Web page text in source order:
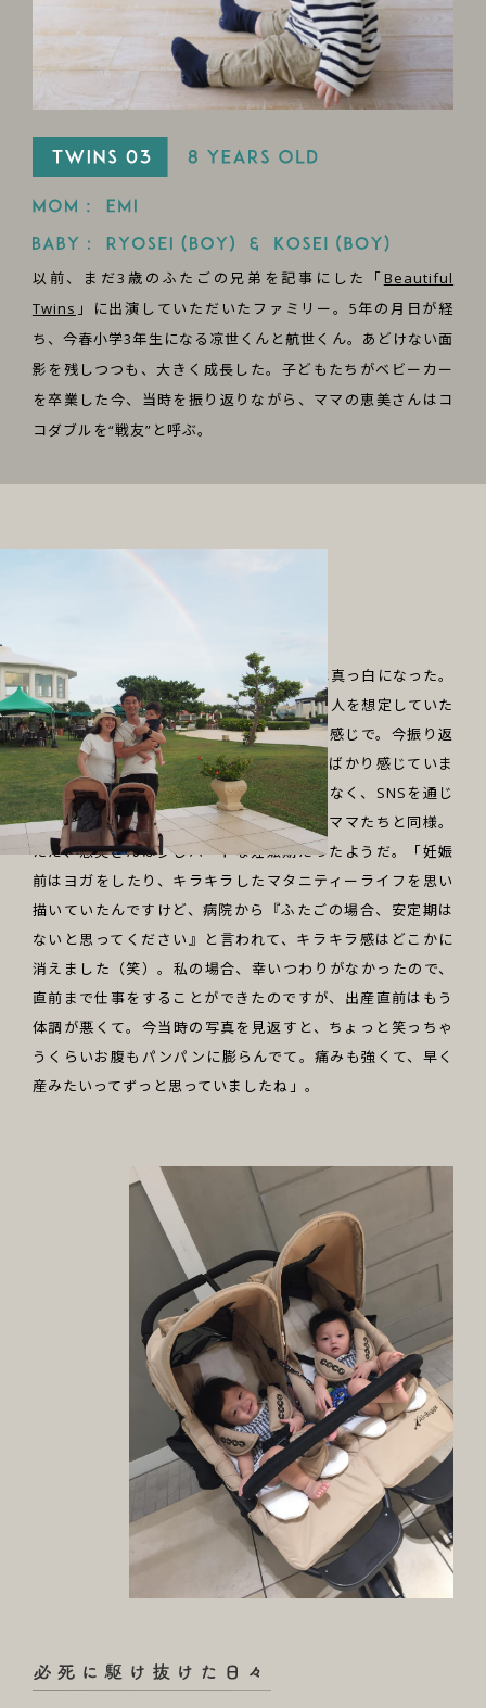
以前、まだ3歳のふたごの兄弟を記事にした「Beautiful
Twins 」に出演していただいたファミリー。5年の月日が経
ち、今春小学3年生になる凉世くんと航世くん。あどけない面
影を残しつつも、大きく成長した。子どもたちがベビーカー
を卒業した今、当時を振り返りながら、ママの恵美さんはコ
コダブルを“戦友”と呼ぶ。
2人の妊娠がわかったとき、恵美さんの頭は真っ白になった。
「子どもが欲しいと思っていたのですが、1人を想定していた
ので、『え、ふたご？大丈夫かな』という感じで。今振り返
ればワクワクする余裕もなく、夫婦で不安ばかり感じていま
した」。妊娠当時、多胎児向けの本は多くなく、SNSを通じ
て情報収集することが多かったのはほかのママたちと同様。
ただ、恵美さんは少しハードな妊娠期だったようだ。「妊娠
前はヨガをしたり、キラキラしたマタニティーライフを思い
描いていたんですけど、病院から『ふたごの場合、安定期は
ないと思ってください』と言われて、キラキラ感はどこかに
消えました（笑）。私の場合、幸いつわりがなかったので、
直前まで仕事をすることができたのですが、出産直前はもう
体調が悪くて。今当時の写真を見返すと、ちょっと笑っちゃ
うくらいお腹もパンパンに膨らんでて。痛みも強くて、早く
産みたいってずっと思っていましたね」。